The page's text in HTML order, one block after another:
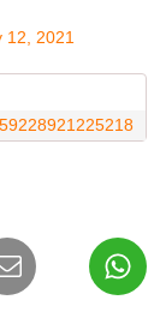
12, 2021